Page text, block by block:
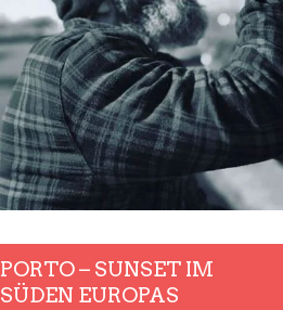
PORTO – SUNSET IM
SÜDEN EUROPAS